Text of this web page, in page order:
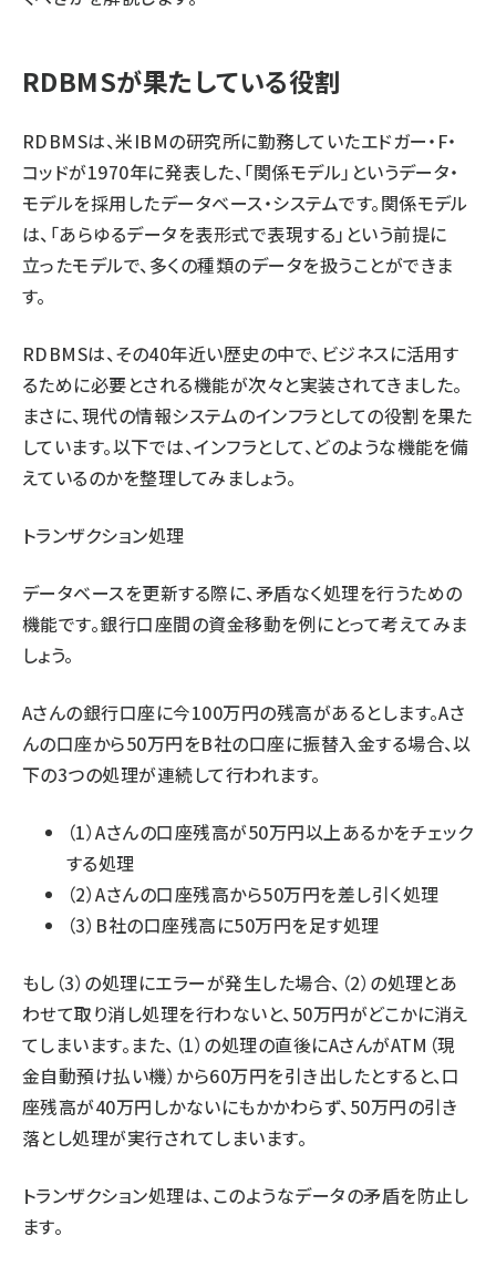
RDBMSが果たしている役割
RDBMSは、米IBMの研究所に勤務していたエドガー・F・
コッドが1970年に発表した、「関係モデル」というデータ・
モデルを採用したデータベース・システムです。関係モデル
は、「あらゆるデータを表形式で表現する」という前提に
立ったモデルで、多くの種類のデータを扱うことができま
す。
RDBMSは、その40年近い歴史の中で、ビジネスに活用す
るために必要とされる機能が次々と実装されてきました。
まさに、現代の情報システムのインフラとしての役割を果た
しています。以下では、インフラとして、どのような機能を備
えているのかを整理してみましょう。
トランザクション処理
データベースを更新する際に、矛盾なく処理を行うための
機能です。銀行口座間の資金移動を例にとって考えてみま
しょう。
Aさんの銀行口座に今100万円の残高があるとします。Aさ
んの口座から50万円をB社の口座に振替入金する場合、以
下の3つの処理が連続して行われます。
（1）Aさんの口座残高が50万円以上あるかをチェック
する処理
（2）Aさんの口座残高から50万円を差し引く処理
（3）B社の口座残高に50万円を足す処理
もし（3）の処理にエラーが発生した場合、（2）の処理とあ
わせて取り消し処理を行わないと、50万円がどこかに消え
てしまいます。また、（1）の処理の直後にAさんがATM（現
金自動預け払い機）から60万円を引き出したとすると、口
座残高が40万円しかないにもかかわらず、50万円の引き
落とし処理が実行されてしまいます。
トランザクション処理は、このようなデータの矛盾を防止し
ます。